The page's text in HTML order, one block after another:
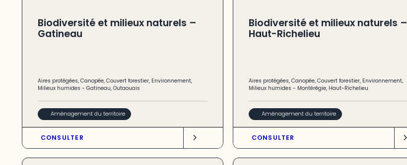
Biodiversité et milieux naturels –
Gatineau
Aires protégées, Canopée, Couvert forestier, Environnement,
Milieux humides - Gatineau, Outaouais
Aménagement du territoire
CONSULTER
Biodiversité et milieux naturels –
Haut-Richelieu
Aires protégées, Canopée, Couvert forestier, Environnement,
Milieux humides - Montérégie, Haut-Richelieu
Aménagement du territoire
CONSULTER